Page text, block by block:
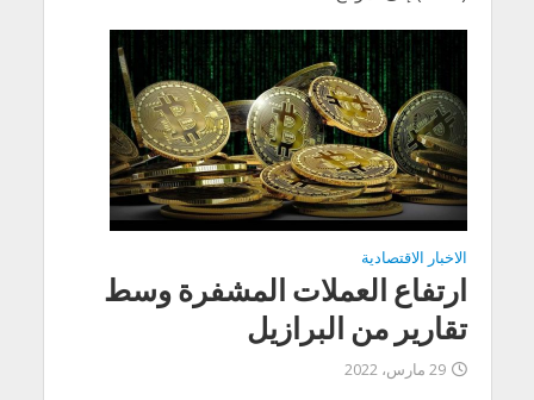
الاخبار الاقتصادية
ارتفاع العملات المشفرة وسط
تقارير من البرازيل
29 مارس، 2022